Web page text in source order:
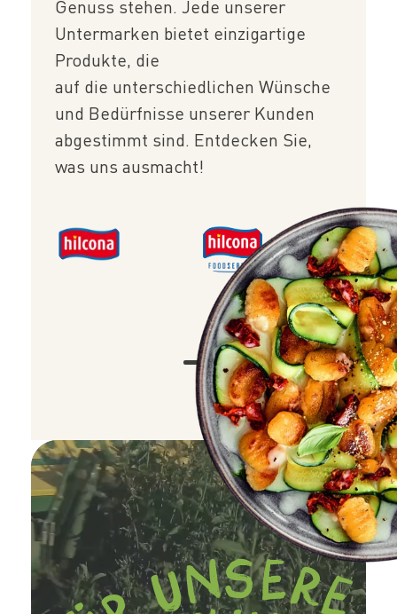
Genuss stehen. Jede unserer
Untermarken bietet einzigartige
Produkte, die
auf die unterschiedlichen Wünsche
und Bedürfnisse unserer Kunden
abgestimmt sind. Entdecken Sie,
was uns ausmacht!